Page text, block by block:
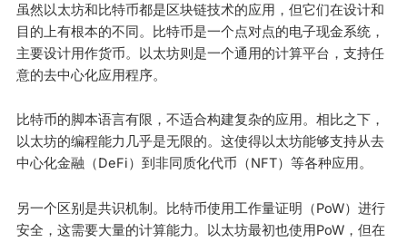
虽然以太坊和比特币都是区块链技术的应用，但它们在设计和
目的上有根本的不同。比特币是一个点对点的电子现金系统，
主要设计用作货币。以太坊则是一个通用的计算平台，支持任
意的去中心化应用程序。
比特币的脚本语言有限，不适合构建复杂的应用。相比之下，
以太坊的编程能力几乎是无限的。这使得以太坊能够支持从去
中心化金融（DeFi）到非同质化代币（NFT）等各种应用。
另一个区别是共识机制。比特币使用工作量证明（PoW）进行
安全，这需要大量的计算能力。以太坊最初也使用PoW，但在